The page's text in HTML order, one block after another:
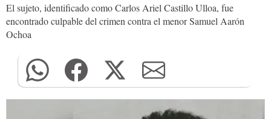
El sujeto, identificado como Carlos Ariel Castillo Ulloa, fue
encontrado culpable del crimen contra el menor Samuel Aarón
Ochoa